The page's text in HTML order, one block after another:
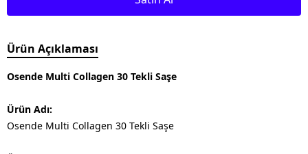
Ürün Açıklaması
Osende Multi Collagen 30 Tekli Saşe
Ürün Adı:
Osende Multi Collagen 30 Tekli Saşe